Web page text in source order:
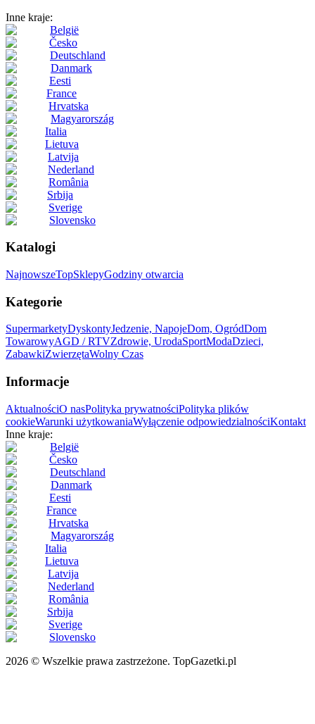
Inne kraje:
België
Česko
Deutschland
Danmark
Eesti
France
Hrvatska
Magyarország
Italia
Lietuva
Latvija
Nederland
România
Srbija
Sverige
Slovensko
Katalogi
NajnowszeTopSklepyGodziny otwarcia
Kategorie
SupermarketyDyskontyJedzenie, NapojeDom, OgródDom
TowarowyAGD / RTVZdrowie, UrodaSportModaDzieci,
ZabawkiZwierzętaWolny Czas
Informacje
AktualnościO nasPolityka prywatnościPolityka plików
cookieWarunki użytkowaniaWyłączenie odpowiedzialnościKontakt
Inne kraje:
België
Česko
Deutschland
Danmark
Eesti
France
Hrvatska
Magyarország
Italia
Lietuva
Latvija
Nederland
România
Srbija
Sverige
Slovensko
2026 © Wszelkie prawa zastrzeżone. TopGazetki.pl